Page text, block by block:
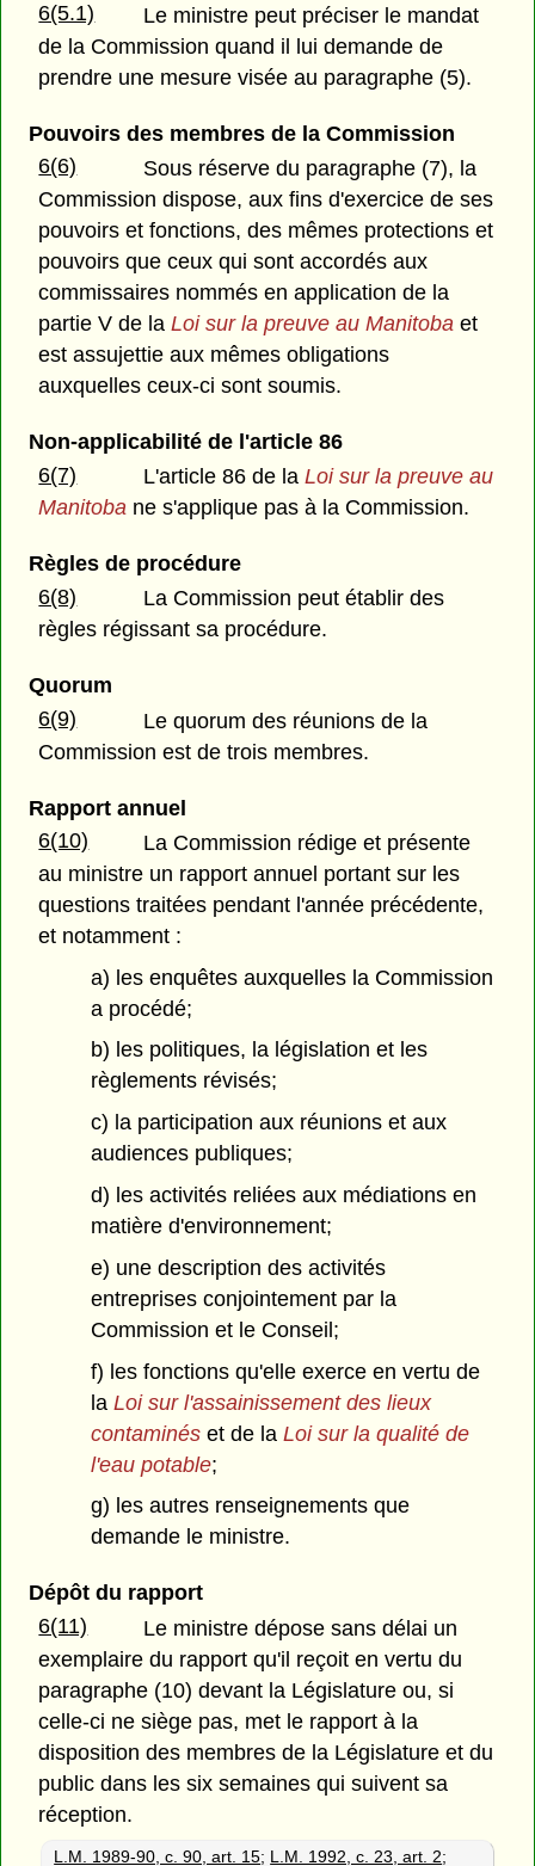
6(5.1)
Le ministre peut préciser le mandat
de la Commission quand il lui demande de
prendre une mesure visée au paragraphe (5).
Pouvoirs des membres de la Commission
6(6)
Sous réserve du paragraphe (7), la
Commission dispose, aux fins d'exercice de ses
pouvoirs et fonctions, des mêmes protections et
pouvoirs que ceux qui sont accordés aux
commissaires nommés en application de la
partie V de laLoi sur la preuve au Manitoba et
est assujettie aux mêmes obligations
auxquelles ceux-ci sont soumis.
Non-applicabilité de l'article 86
6(7)
L'article 86 de laLoi sur la preuve au
Manitoba ne s'applique pas à la Commission.
Règles de procédure
6(8)
La Commission peut établir des
règles régissant sa procédure.
Quorum
6(9)
Le quorum des réunions de la
Commission est de trois membres.
Rapport annuel
6(10)
La Commission rédige et présente
au ministre un rapport annuel portant sur les
questions traitées pendant l'année précédente,
et notamment :
a) les enquêtes auxquelles la Commission
a procédé;
b) les politiques, la législation et les
règlements révisés;
c) la participation aux réunions et aux
audiences publiques;
d) les activités reliées aux médiations en
matière d'environnement;
e) une description des activités
entreprises conjointement par la
Commission et le Conseil;
f) les fonctions qu'elle exerce en vertu de
laLoi sur l'assainissement des lieux
contaminéset de laLoi sur la qualité de
l'eau potable;
g) les autres renseignements que
demande le ministre.
Dépôt du rapport
6(11)
Le ministre dépose sans délai un
exemplaire du rapport qu'il reçoit en vertu du
paragraphe (10) devant la Législature ou, si
celle-ci ne siège pas, met le rapport à la
disposition des membres de la Législature et du
public dans les six semaines qui suivent sa
réception.
L.M. 1989-90, c. 90, art. 15; L.M. 1992, c. 23, art. 2;